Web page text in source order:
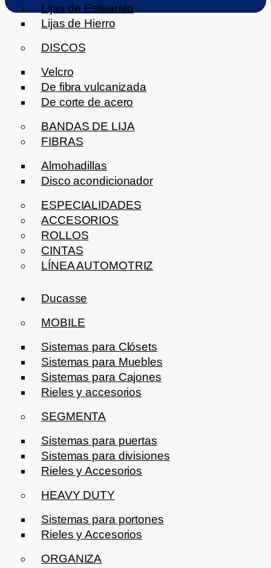
Lijas de Estearato
Lijas de Hierro
DISCOS
Velcro
De fibra vulcanizada
De corte de acero
BANDAS DE LIJA
FIBRAS
Almohadillas
Disco acondicionador
ESPECIALIDADES
ACCESORIOS
ROLLOS
CINTAS
LÍNEA AUTOMOTRIZ
Ducasse
MOBILE
Sistemas para Clósets
Sistemas para Muebles
Sistemas para Cajones
Rieles y accesorios
SEGMENTA
Sistemas para puertas
Sistemas para divisiones
Rieles y Accesorios
HEAVY DUTY
Sistemas para portones
Rieles y Accesorios
ORGANIZA